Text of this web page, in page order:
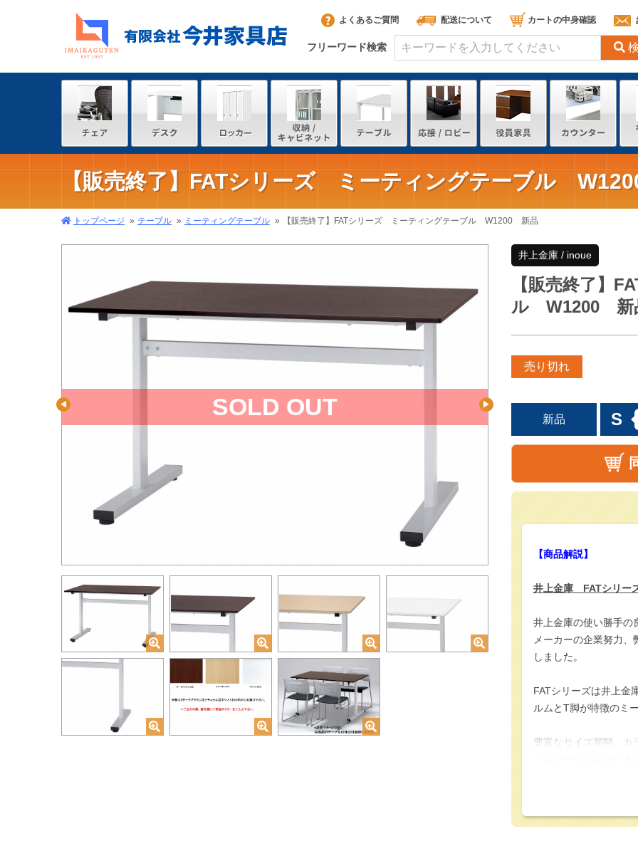
よくあるご質問 配送について カートの中身確認
フリーワード検索
【販売終了】FATシリーズ ミーティングテーブル
トップページ テーブル ミーティングテーブル 【販売終了】FATシリーズ ミーティングテーブル W1200 新品
井上金庫 / inoue
【販売終了】
ル W1200 新
売り切れ
新品 S
【商品解説】
井上金庫 FATシリー
井上金庫の使い勝手の
メーカーの企業努力
しました。
FATシリーズは井上金
ルムとT脚が特徴のミ
豊富なサイズ展開、カ
ィングテーブルは、見